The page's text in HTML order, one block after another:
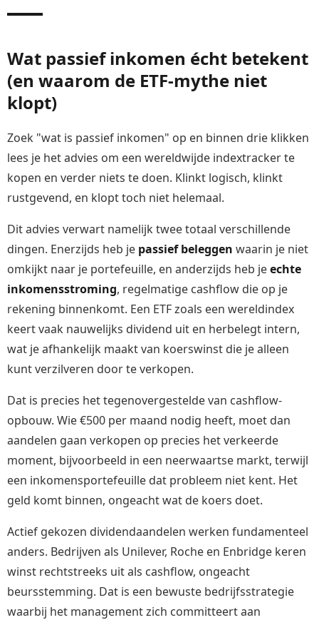
Wat passief inkomen écht betekent
(en waarom de ETF-mythe niet
klopt)
Zoek "wat is passief inkomen" op en binnen drie klikken
lees je het advies om een wereldwijde indextracker te
kopen en verder niets te doen. Klinkt logisch, klinkt
rustgevend, en klopt toch niet helemaal.
Dit advies verwart namelijk twee totaal verschillende
dingen. Enerzijds heb je passief beleggen waarin je niet
omkijkt naar je portefeuille, en anderzijds heb jeechte
inkomensstroming, regelmatige cashflow die op je
rekening binnenkomt. Een ETF zoals een wereldindex
keert vaak nauwelijks dividend uit en herbelegt intern,
wat je afhankelijk maakt van koerswinst die je alleen
kunt verzilveren door te verkopen.
Dat is precies het tegenovergestelde van cashflow-
opbouw. Wie €500 per maand nodig heeft, moet dan
aandelen gaan verkopen op precies het verkeerde
moment, bijvoorbeeld in een neerwaartse markt, terwijl
een inkomensportefeuille dat probleem niet kent. Het
geld komt binnen, ongeacht wat de koers doet.
Actief gekozen dividendaandelen werken fundamenteel
anders. Bedrijven als Unilever, Roche en Enbridge keren
winst rechtstreeks uit als cashflow, ongeacht
beursstemming. Dat is een bewuste bedrijfsstrategie
waarbij het management zich committeert aan